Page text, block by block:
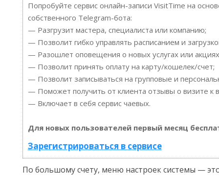
Попробуйте сервис онлайн-записи VisitTime на
собственного Telegram-бота:
— Разгрузит мастера, специалиста или компанию;
— Позволит гибко управлять расписанием и
— Разошлет оповещения о новых услугах или
— Позволит принять оплату на карту/кошелек/счет;
— Позволит записываться на групповые и
— Поможет получить от клиента отзывы о визите к
— Включает в себя сервис чаевых.
Для новых пользователей первый месяц
Зарегистрироваться в сервисе
По большому счету, меню настроек системы —